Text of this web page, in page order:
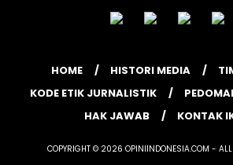
HOME HISTORI MEDIA
KODE ETIK JURNALISTIK
HAK JAWAB
KONTAK
COPYRIGHT © 2026 OPINIINDONESIA.COM - ALL